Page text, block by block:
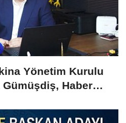
Yönetim Kurulu
Gümüşdiş, Haber